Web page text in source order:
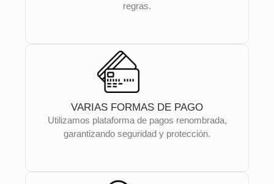
regras.
VARIAS FORMAS DE PAGO
Utilizamos plataforma de pagos renombrada,
garantizando seguridad y protección.